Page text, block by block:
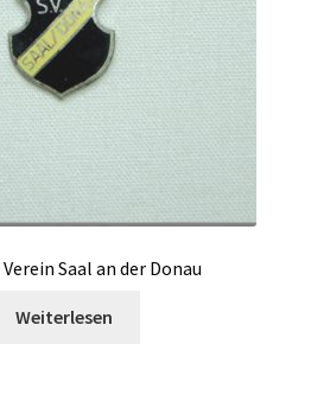
Saal an der Donau
Weiterlesen